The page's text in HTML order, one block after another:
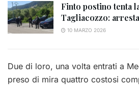
Finto postino tenta
Tagliacozzo:
10 MARZO 2026
Due di loro, una volta entrati a
preso di mira quattro costosi